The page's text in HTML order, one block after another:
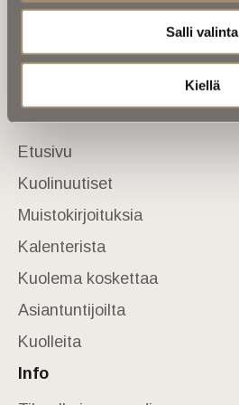
Salli valinta
Kiellä
kuolinuutiset ja kuolintiedot.
Tietoa meistä
Etusivu
Kuolinuutiset
Muistokirjoituksia
Kalenterista
Kuolema koskettaa
Asiantuntijoilta
Kuolleita
Info